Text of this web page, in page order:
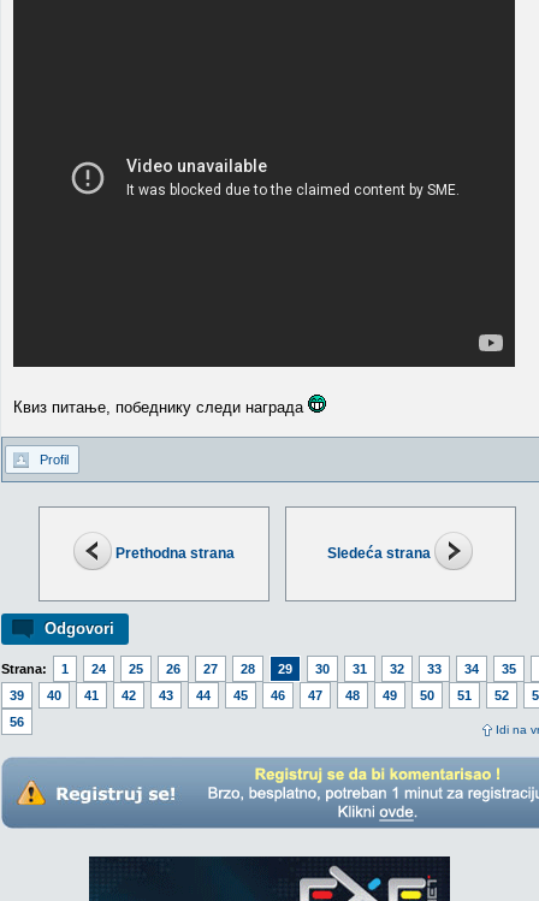
Prethodna strana Sledeća strana
Odgovori
Strana: 1 24 25 26 27 28 29 30 31 32 33 34
35
39
40 41 42 43 44 45 46 47 48 49 50 51 52
56
Idi na
Квиз питање, победнику следи награда
Profil